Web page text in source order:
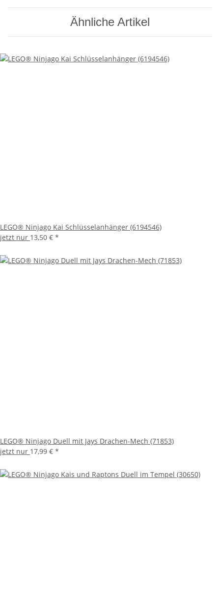
Ähnliche Artikel
LEGO® Ninjago Kai Schlüsselanhänger (6194546)
jetzt nur 13,50 € *
LEGO® Ninjago Duell mit Jays Drachen-Mech (71853)
jetzt nur 17,99 € *